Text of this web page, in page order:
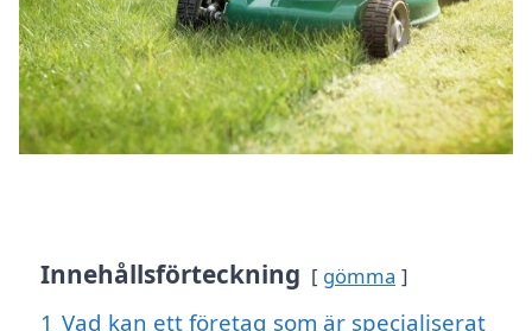
Innehållsförteckning gömma
1 Vad kan ett företag som är specialiserat